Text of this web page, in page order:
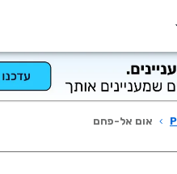
› אום אל-פחם